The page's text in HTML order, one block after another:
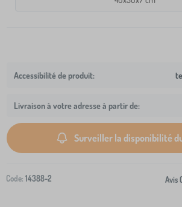
Livraison à votre adresse à partir de:
Surveiller la disponibilité
Code: 14388-2 Avis